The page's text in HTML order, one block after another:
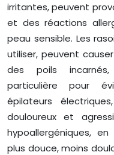
irritantes, peuvent
et des réactions
peau sensible. Les
utiliser, peuvent
des poils
particulière pour
épilateurs
douloureux et
hypoallergéniques,
plus douce, moins